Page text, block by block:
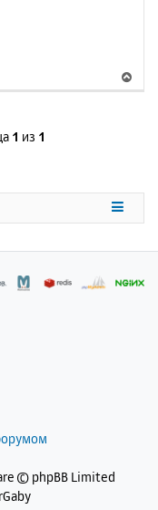
е
с
н
ч
1 из 1
© phpBB Limited